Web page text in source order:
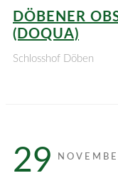
DÖBENER
(DOQUA)
Schlosshof Döben
29